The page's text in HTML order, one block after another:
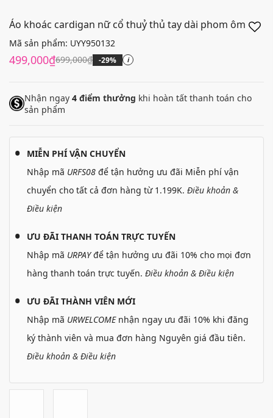
Áo khoác cardigan nữ cổ thuỷ thủ tay dài phom ôm
Mã sản phẩm: UYY950132
499,000₫699,000₫ -29% i
Nhận ngay 4 điểm thưởng khi hoàn tất thanh toán cho
sản phẩm
MIỄN PHÍ VẬN CHUYỂN
Nhập mã URFS08 để tận hưởng ưu đãi Miễn phí vận
chuyển cho tất cả đơn hàng từ 1.199K. Điều khoản &
Điều kiện
ƯU ĐÃI THANH TOÁN TRỰC TUYẾN
Nhập mã URPAYđể tận hưởng ưu đãi 10% cho mọi đơn
hàng thanh toán trực tuyến. Điều khoản & Điều kiện
ƯU ĐÃI THÀNH VIÊN MỚI
Nhập mã URWELCOMEnhận ngay ưu đãi 10% khi đăng
ký thành viên và mua đơn hàng Nguyên giá đầu tiên.
Điều khoản & Điều kiện